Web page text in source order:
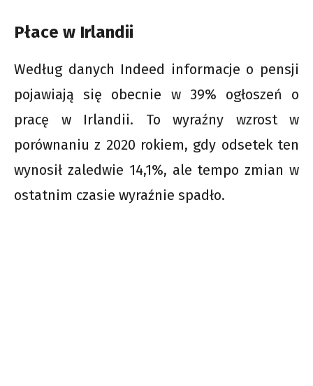
Płace w Irlandii
Według danych Indeed informacje o pensji
pojawiają się obecnie w 39% ogłoszeń o
pracę w Irlandii. To wyraźny wzrost w
porównaniu z 2020 rokiem, gdy odsetek ten
wynosił zaledwie 14,1%, ale tempo zmian w
ostatnim czasie wyraźnie spadło.